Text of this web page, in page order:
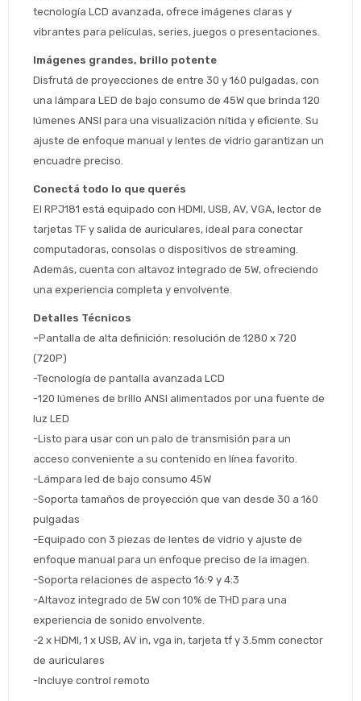
tecnología LCD avanzada, ofrece imágenes claras y
vibrantes para películas, series, juegos o presentaciones.
Imágenes grandes, brillo potente
Disfrutá de proyecciones de entre 30 y 160 pulgadas, con
una lámpara LED de bajo consumo de 45W que brinda 120
lúmenes ANSI para una visualización nítida y eficiente. Su
ajuste de enfoque manual y lentes de vidrio garantizan un
encuadre preciso.
Conectá todo lo que querés
El RPJ181 está equipado con HDMI, USB, AV, VGA, lector de
tarjetas TF y salida de auriculares, ideal para conectar
computadoras, consolas o dispositivos de streaming.
Además, cuenta con altavoz integrado de 5W, ofreciendo
una experiencia completa y envolvente.
Detalles Técnicos
-Pantalla de alta definición: resolución de 1280 x 720
(720P)
-Tecnología de pantalla avanzada LCD
-120 lúmenes de brillo ANSI alimentados por una fuente de
luz LED
-Listo para usar con un palo de transmisión para un
acceso conveniente a su contenido en línea favorito.
-Lámpara led de bajo consumo 45W
-Soporta tamaños de proyección que van desde 30 a 160
pulgadas
-Equipado con 3 piezas de lentes de vidrio y ajuste de
enfoque manual para un enfoque preciso de la imagen.
-Soporta relaciones de aspecto 16:9 y 4:3
-Altavoz integrado de 5W con 10% de THD para una
experiencia de sonido envolvente.
-2 x HDMI, 1 x USB, AV in, vga in, tarjeta tf y 3.5mm conector
de auriculares
-Incluye control remoto
Comprá ahora y Pagá
Después, hasta en 12
tarjeta de crédito
Cédula de identidad
Celular
Fecha de nacimiento
Volver al inicio
Estás calificado para comprar usando Pago
que prefieras!
Elegí tus productos preferidos
Parece que no tenes oferta, lamentamos
el inconveniente, por cualquier duda
contactanos en
preguntas@pagodespues.com.uy
¡Algo salió mal!